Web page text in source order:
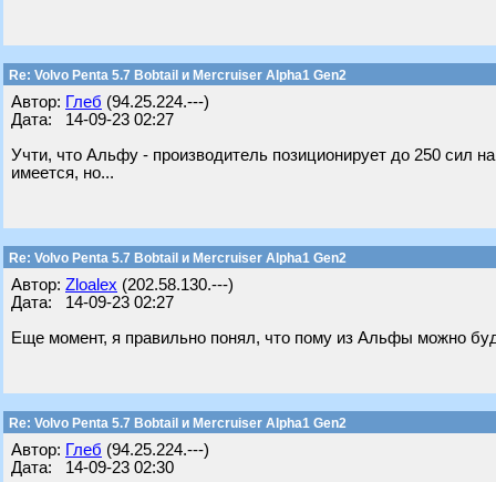
Re: Volvo Penta 5.7 Bobtail и Mercruiser Alpha1 Gen2
Автор: Глеб (94.25.224.---)
Дата: 14-09-23 02:27
Учти, что Альфу - производитель позиционирует до 250 сил
имеется, но...
Re: Volvo Penta 5.7 Bobtail и Mercruiser Alpha1 Gen2
Автор: Zloalex (202.58.130.---)
Дата: 14-09-23 02:27
Еще момент, я правильно понял, что пому из Альфы можно
Re: Volvo Penta 5.7 Bobtail и Mercruiser Alpha1 Gen2
Автор: Глеб (94.25.224.---)
Дата: 14-09-23 02:30